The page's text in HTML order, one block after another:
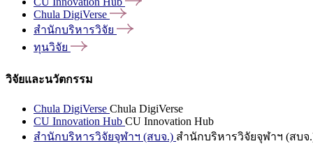
Chula DigiVerse
สำนักบริหารวิจัย
ทุนวิจัย
วิจัยและนวัตกรรม
Chula DigiVerse Chula DigiVerse
CU Innovation Hub CU Innovation Hub
สำนักบริหารวิจัยจุฬาฯ (สบจ.) สำนักบริหารวิจัยจุฬาฯ (สบจ